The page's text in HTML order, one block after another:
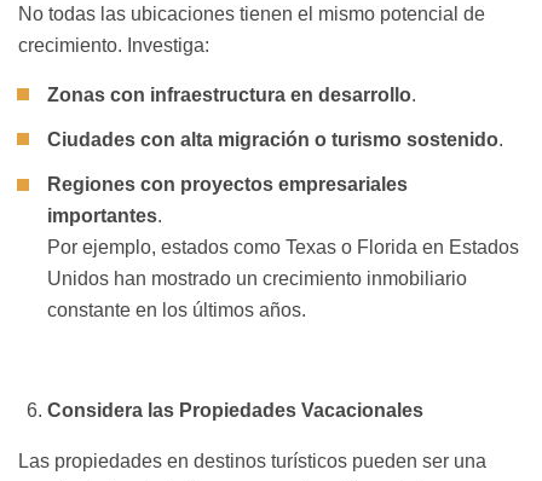
No todas las ubicaciones tienen el mismo potencial de
crecimiento. Investiga:
Zonas con infraestructura en desarrollo.
Ciudades con alta migración o turismo sostenido.
Regiones con proyectos empresariales
importantes.
Por ejemplo, estados como Texas o Florida en Estados
Unidos han mostrado un crecimiento inmobiliario
constante en los últimos años.
Considera las Propiedades Vacacionales
Las propiedades en destinos turísticos pueden ser una